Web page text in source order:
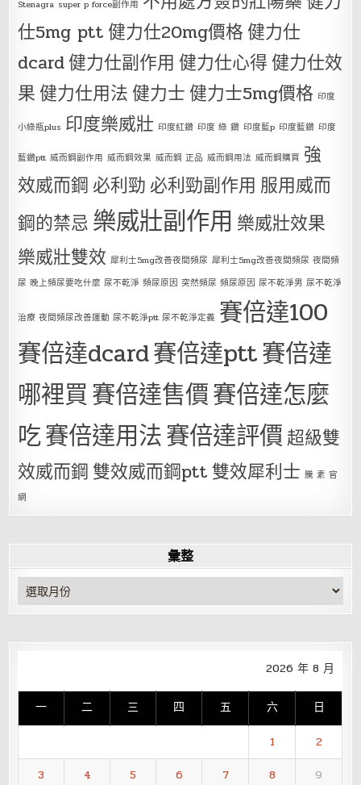
Stenagra super p force副作用
仕5mg ptt健力仕20mg價格健力仕
dcard健力仕副作用 健力仕心得健力仕效
果健力仕用法健力士健力士5mg價格 印度
小綠瓶plus 印度樂威壯 印度紅鑽 印度 綠 鑽 印度藍p 印度藍鑽 印度
藍鑽ptt 威而鋼副作用 威而鋼效果 威而鋼 正品 威而鋼用法 威而鋼購買 強
效威而鋼 必利勁 必利勁副作用 服用威而
鋼的禁忌 樂威壯副作用 樂威壯效果
樂威壯雙效 犀利士5mg改善夜間頻尿 犀利士5mg改善夜間頻尿 夜間頻
尿 晚上頻尿要吃什麼 尿不乾淨 頻尿原因 突然頻尿 頻尿原因 尿不乾淨男 尿不乾淨
治療 夜間頻尿改善運動 尿不乾淨ptt 尿不乾淨定義 賽倍達100
賽倍達dcard賽倍達ptt賽倍達
哪裡買賽倍達售價賽倍達怎麼
吃賽倍達用法賽倍達評價超級雙
效威而鋼 雙效威而鋼ptt 雙效犀利士 騰 素 官
網
彙整
彙
整
2026 年 8 月
一 二 三 四 五 六 日
1
2
3
4 5 6 7 8
9